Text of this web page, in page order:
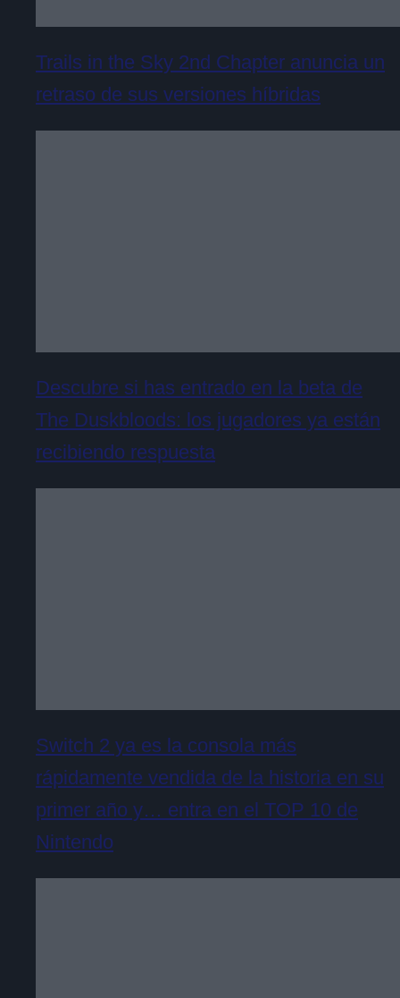
Trails in the Sky 2nd Chapter anuncia un
retraso de sus versiones híbridas
Descubre si has entrado en la beta de
The Duskbloods: los jugadores ya están
recibiendo respuesta
Switch 2 ya es la consola más
rápidamente vendida de la historia en su
primer año y… entra en el TOP 10 de
Nintendo